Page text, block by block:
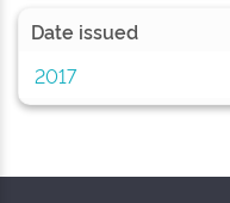
Date issued
2017